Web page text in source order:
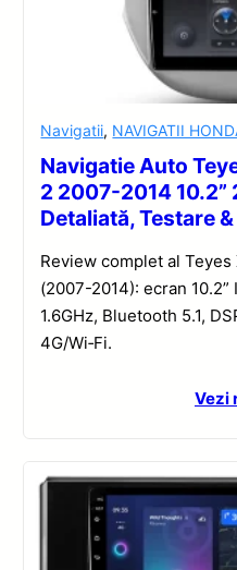
Navigatii, NAVIGATII
Navigatie Auto
2 2007-2014
Detaliată, Testare
Review complet al
(2007-2014): ecran
1.6GHz, Bluetooth 5.1,
4G/Wi‑Fi.
Vezi